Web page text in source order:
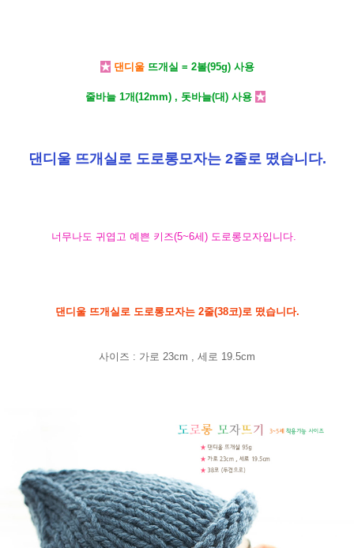
★ 댄디울뜨개실 = 2볼(95g) 사용
줄바늘 1개(12mm) , 돗바늘(대) 사용 ★
댄디울 뜨개실로 도로롱모자는 2줄로 떴습니다.
너무나도 귀엽고 예쁜 키즈(5~6세) 도로롱모자입니다.
댄디울 뜨개실로 도로롱모자는 2줄(38코)로 떴습니다.
사이즈 : 가로 23cm , 세로 19.5cm